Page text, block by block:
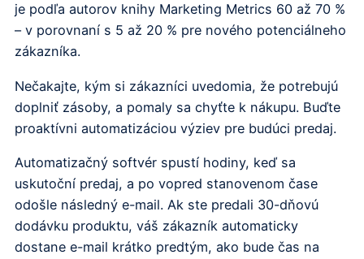
je podľa autorov knihy Marketing Metrics 60 až 70 %
– v porovnaní s 5 až 20 % pre nového potenciálneho
zákazníka.
Nečakajte, kým si zákazníci uvedomia, že potrebujú
doplniť zásoby, a pomaly sa chyťte k nákupu. Buďte
proaktívni automatizáciou výziev pre budúci predaj.
Automatizačný softvér spustí hodiny, keď sa
uskutoční predaj, a po vopred stanovenom čase
odošle následný e-mail. Ak ste predali 30-dňovú
dodávku produktu, váš zákazník automaticky
dostane e-mail krátko predtým, ako bude čas na